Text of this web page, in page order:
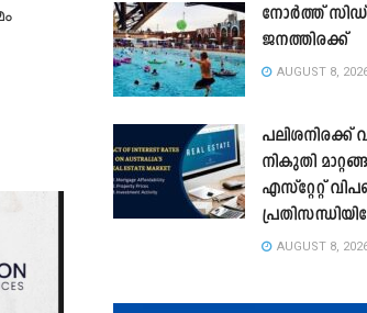
നോർത്ത്
ജനത്തിരക്ക്
AUGUST 8,
നികുതി
എസ്റ്റേറ്റ്
AUGUST 8,